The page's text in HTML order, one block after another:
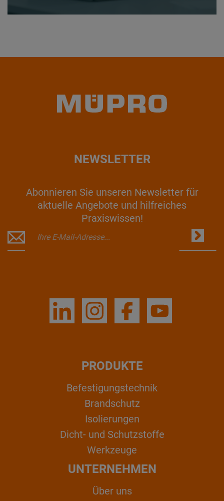
NEWSLETTER
Abonnieren Sie unseren Newsletter für
aktuelle Angebote und hilfreiches
Praxiswissen!
PRODUKTE
Befestigungstechnik
Brandschutz
Isolierungen
Dicht- und Schutzstoffe
Werkzeuge
UNTERNEHMEN
Über uns